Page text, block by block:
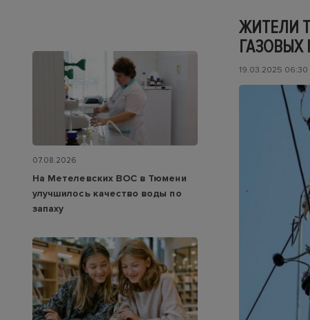
ЖИТЕЛИ
ГАЗОВЫХ
19.03.2025 06:30
07.08.2026
На Метелевских ВОС в Тюмени
улучшилось качество воды по
запаху